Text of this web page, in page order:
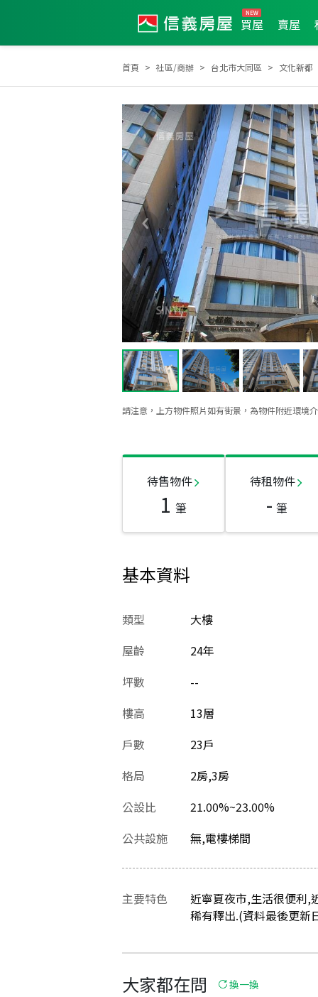
買屋 賣屋
首頁 社區/商辦 台北市大同區 文化新都
請注意，上方物件照片如有街景，為物件附近環境
2026年3月業績破二百萬經紀人員 2026年3月區業
待售物件
1 筆
待租物件
- 筆
基本資料
類型
大樓
屋齡
24年
坪數
--
樓高
13層
戶數
23戶
格局
2房,3房
公設比
21.00%~23.00%
公共設施
無,電樓梯間
主要特色
近寧夏夜市,生活很便利,
稀有釋出.(資料最後更新
大家都在問 換一換